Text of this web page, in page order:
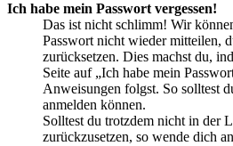
Ich habe mein Passwort vergessen!
Das ist nicht schlimm! Wir
Passwort nicht wieder mitteilen,
zurücksetzen. Dies machst du,
Seite auf „Ich habe mein
Anweisungen folgst. So solltest
anmelden können.
Solltest du trotzdem nicht in der
zurückzusetzen, so wende dich